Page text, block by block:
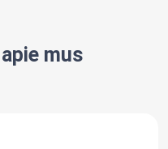
mus